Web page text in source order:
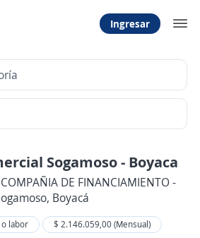
Ingresar
Sogamoso - Boyaca
DE FINANCIAMIENTO -
Boyacá
labor
$ 2.146.059,00 (Mensual)